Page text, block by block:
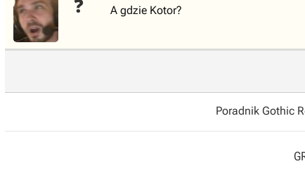
❓ A gdzie Kotor?
Poradnik Gothic